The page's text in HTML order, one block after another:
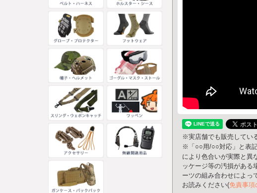
※実店舗でも販売してい
※「○○用/○○対応」と表
により色合いが実際と異
ッケージ等の汚損がある
ーツの組み合わせによっ
お読みください(免責事項